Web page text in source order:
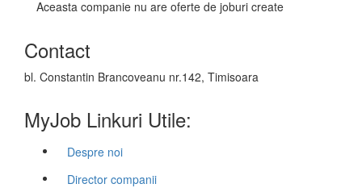
Aceasta companie nu are oferte de joburi create
Contact
bl. Constantin Brancoveanu nr.142, Timisoara
MyJob Linkuri Utile:
Despre noi
Director companii